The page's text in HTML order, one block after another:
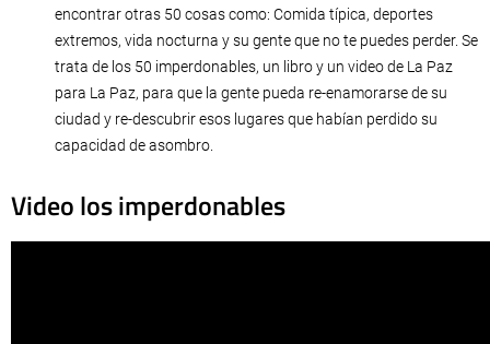
encontrar otras 50 cosas como: Comida típica, deportes
extremos, vida nocturna y su gente que no te puedes perder. Se
trata de los 50 imperdonables, un libro y un video de La Paz
para La Paz, para que la gente pueda re-enamorarse de su
ciudad y re-descubrir esos lugares que habían perdido su
capacidad de asombro.
Video los imperdonables